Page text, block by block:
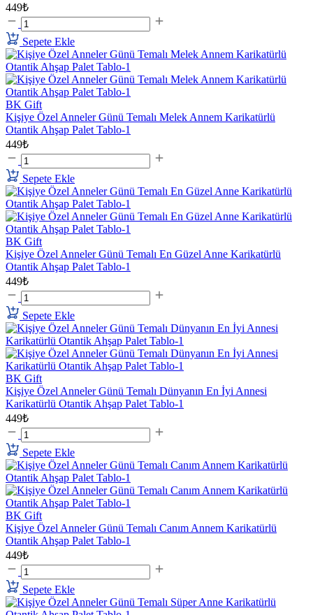
449₺
Sepete Ekle
BK Gift
Kişiye Özel Anneler Günü Temalı Melek Annem Karikatürlü
Otantik Ahşap Palet Tablo-1
449₺
Sepete Ekle
BK Gift
Kişiye Özel Anneler Günü Temalı En Güzel Anne Karikatürlü
Otantik Ahşap Palet Tablo-1
449₺
Sepete Ekle
BK Gift
Kişiye Özel Anneler Günü Temalı Dünyanın En İyi Annesi
Karikatürlü Otantik Ahşap Palet Tablo-1
449₺
Sepete Ekle
BK Gift
Kişiye Özel Anneler Günü Temalı Canım Annem Karikatürlü
Otantik Ahşap Palet Tablo-1
449₺
Sepete Ekle